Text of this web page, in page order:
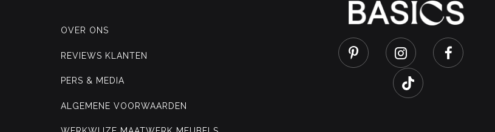
OVER ONS
REVIEWS KLANTEN
PERS & MEDIA
ALGEMENE VOORWAARDEN